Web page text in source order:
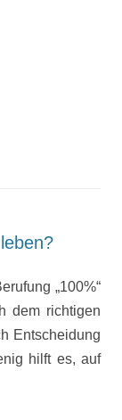
„100%“
dem richtigen
Entscheidung
hilft es, auf